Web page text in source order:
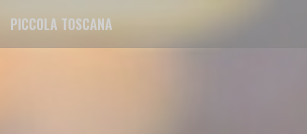
PICCOLA TOSCANA